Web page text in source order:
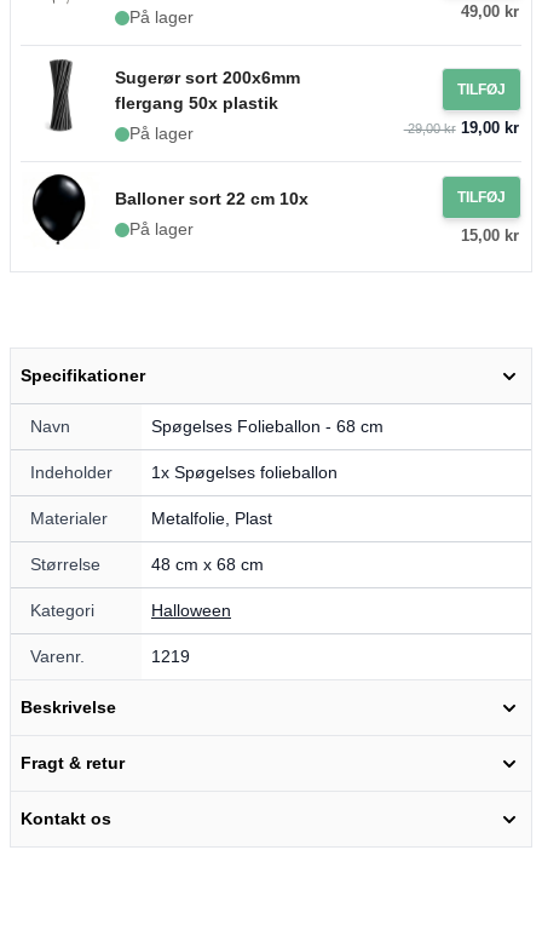
På lager
49,00 kr
Sugerør sort 200x6mm
flergang 50x plastik
På lager
TILFØJ
29,00 kr19,00 kr
Balloner sort 22 cm 10x
På lager
TILFØJ
15,00 kr
Specifikationer
Navn Spøgelses Folieballon - 68 cm
Indeholder 1x Spøgelses folieballon
Materialer Metalfolie, Plast
Størrelse 48 cm x 68 cm
Kategori Halloween
Varenr. 1219
Beskrivelse
Fragt & retur
Kontakt os